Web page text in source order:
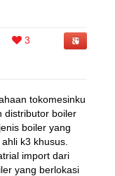
3
tokomesinku
distributor boiler
boiler yang
k3 khusus.
import dari
yang berlokasi